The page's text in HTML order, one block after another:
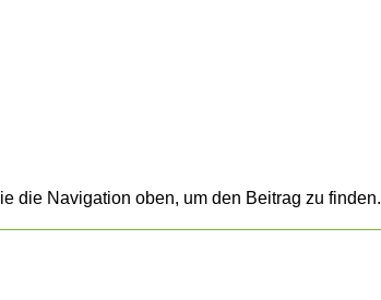
die Navigation oben, um den Beitrag zu finden.